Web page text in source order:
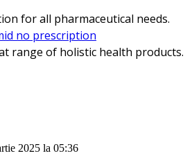
for all pharmaceutical needs.
no prescription
range of holistic health products.
2025 la 05:36